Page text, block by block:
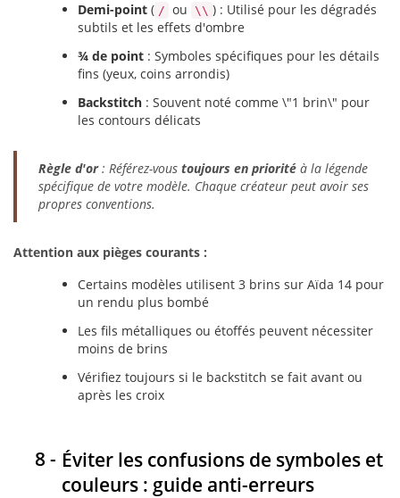
Demi-point ( / ou \\ ) : Utilisé pour les dégradés
subtils et les effets d'ombre
¾ de point : Symboles spécifiques pour les détails
fins (yeux, coins arrondis)
Backstitch : Souvent noté comme \"1 brin\" pour
les contours délicats
Règle d'or: Référez-vous toujours en priorité à la légende
spécifique de votre modèle. Chaque créateur peut avoir ses
propres conventions.
Attention aux pièges courants :
Certains modèles utilisent 3 brins sur Aïda 14 pour
un rendu plus bombé
Les fils métalliques ou étoffés peuvent nécessiter
moins de brins
Vérifiez toujours si le backstitch se fait avant ou
après les croix
Éviter les confusions de symboles et
couleurs : guide anti-erreurs